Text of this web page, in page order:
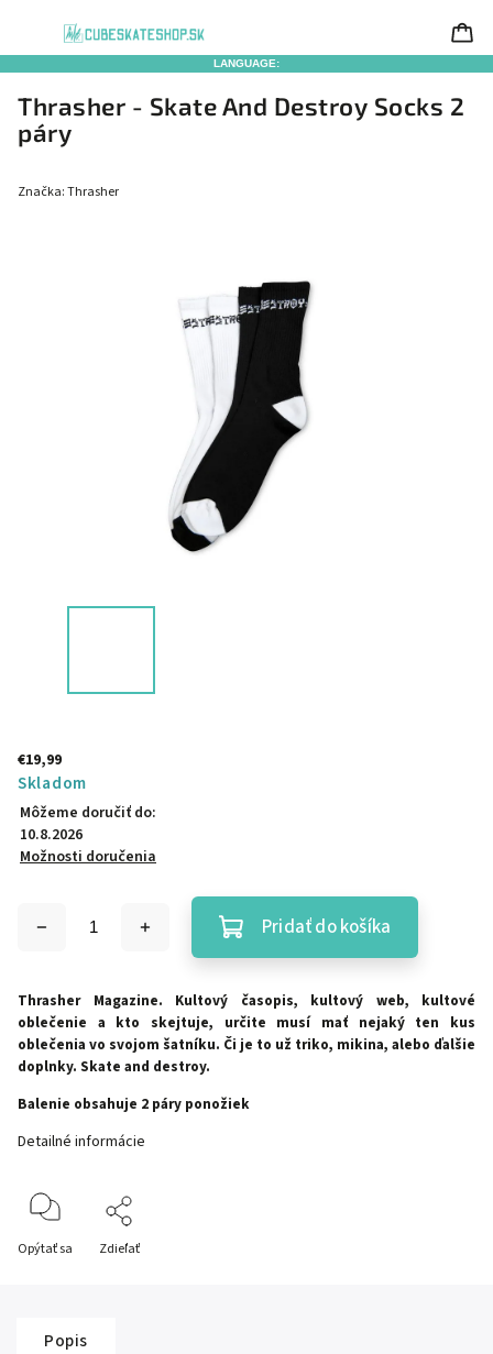
LANGUAGE:
Thrasher - Skate And Destroy Socks 2
páry
Značka:Thrasher
€19,99
Skladom
Môžeme doručiť do:
10.8.2026
Možnosti doručenia
Pridať do košíka
Thrasher Magazine. Kultový časopis, kultový web, kultové
oblečenie a kto skejtuje, určite musí mať nejaký ten kus
oblečenia vo svojom šatníku. Či je to už triko, mikina, alebo ďalšie
doplnky. Skate and destroy.
Balenie obsahuje 2 páry ponožiek
Detailné informácie
Opýtať sa Zdieľať
Popis